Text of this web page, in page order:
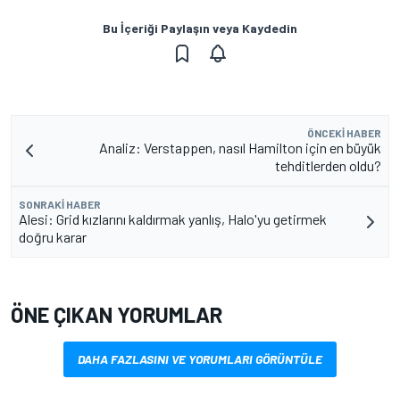
Bu İçeriği Paylaşın veya Kaydedin
ÖNCEKI HABER
Analiz: Verstappen, nasıl Hamilton için en büyük
tehditlerden oldu?
SONRAKI HABER
Alesi: Grid kızlarını kaldırmak yanlış, Halo'yu getirmek
doğru karar
ÖNE ÇIKAN YORUMLAR
DAHA FAZLASINI VE YORUMLARI GÖRÜNTÜLE